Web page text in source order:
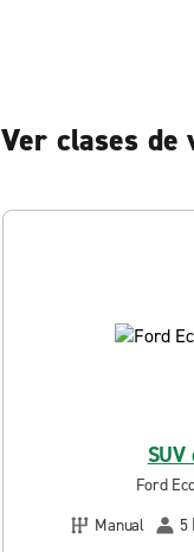
Ver clases
SUV
Ford
Manual
5